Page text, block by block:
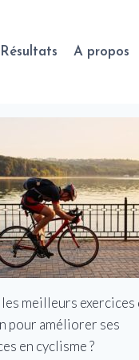
Résultats A propos
meilleurs exercices
pour améliorer ses
en cyclisme ?